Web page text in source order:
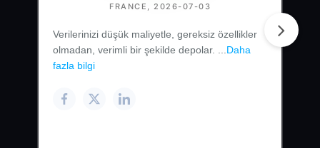
FRANCE, 2026-07-03
Verilerinizi düşük maliyetle, gereksiz özellikler
olmadan, verimli bir şekilde depolar. ... Daha
fazla bilgi